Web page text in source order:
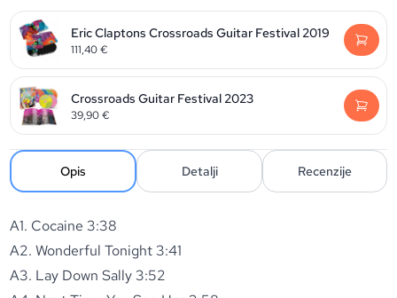
Eric Claptons Crossroads Guitar Festival 2019
111,40€
Crossroads Guitar Festival 2023
39,90€
Opis Detalji Recenzije
A1. Cocaine 3:38
A2. Wonderful Tonight 3:41
A3. Lay Down Sally 3:52